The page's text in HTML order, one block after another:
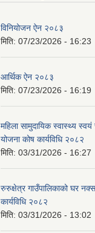
विनियोजन ऐन २०८३
मिति: 07/23/2026 - 16:23
आर्थिक ऐन २०८३
मिति: 07/23/2026 - 16:19
महिला सामुदायिक स्वास्थ्य
योजना कोष कार्यविधि २०८२
मिति: 03/31/2026 - 16:27
रुरुक्षेत्र गाउँपालिकाको घर
कार्यविधि २०८२
मिति: 03/31/2026 - 13:02